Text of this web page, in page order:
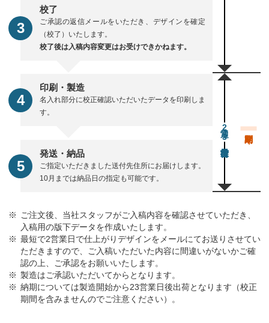
校了
ご承認の返信メールをいただき、デザインを確定
（校了）いたします。
校了後は入稿内容変更はお受けできかねます。
印刷・製造
名入れ部分に校正確認いただいたデータを印刷しま
す。
発送・納品
ご指定いただきました送付先住所にお届けします。
10月までは納品日の指定も可能です。
通常23営業日後出荷
ご注文後、当社スタッフがご入稿内容を確認させていただき、
入稿用の版下データを作成いたします。
最短で2営業日で仕上がりデザインをメールにてお送りさせてい
ただきますので、ご入稿いただいた内容に間違いがないかご確
認の上、ご承認をお願いいたします。
製造はご承認いただいてからとなります。
納期については製造開始から23営業日後出荷となります（校正
期間を含みませんのでご注意ください）。